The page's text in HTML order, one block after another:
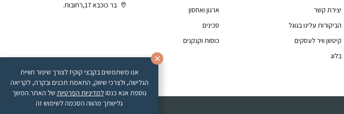
יצירת קשר
הביקורות עלינו בגוגל
קיטשן וויר לעסקים
בלוג
ארגון ואחסון
סכינים
כוסות וקנקנים
בר כוכבא 17,רחובות.
Developed by Matat Technologies ltd
אנו משתמשים בקבצי קוקיז לצורך שיפור חוויית
הגלישה, ולצרכי שיווק, התאמת תכנים ובקרה, לקריאה
נוספת אנא כנסולמדיניות הפרטיות של האתר.המשך
גלישתך מהווה הסכמה לשימוש זה